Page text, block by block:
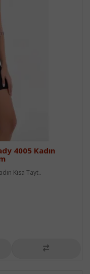
4005 Kadın
Kısa Tayt..